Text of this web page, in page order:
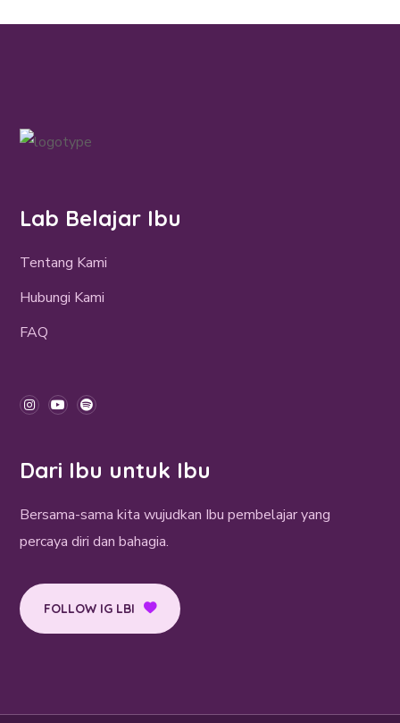
Lab Belajar Ibu
Tentang Kami
Hubungi Kami
FAQ
Dari Ibu untuk Ibu
Bersama-sama kita wujudkan Ibu pembelajar yang
percaya diri dan bahagia.
FOLLOW IG LBI